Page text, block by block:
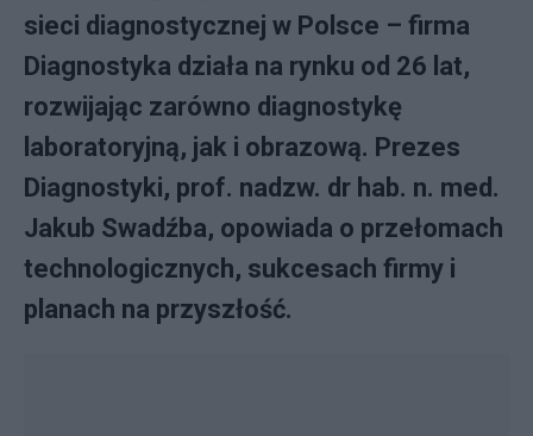
sieci diagnostycznej w Polsce – firma
Diagnostyka działa na rynku od 26 lat,
rozwijając zarówno diagnostykę
laboratoryjną, jak i obrazową. Prezes
Diagnostyki, prof. nadzw. dr hab. n. med.
Jakub Swadźba, opowiada o przełomach
technologicznych, sukcesach firmy i
planach na przyszłość.